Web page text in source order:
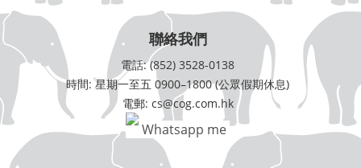
聯絡我們
電話: (852) 3528-0138
時間: 星期一至五 0900–1800 (公眾假期休息)
電郵: cs@cog.com.hk
Whatsapp me